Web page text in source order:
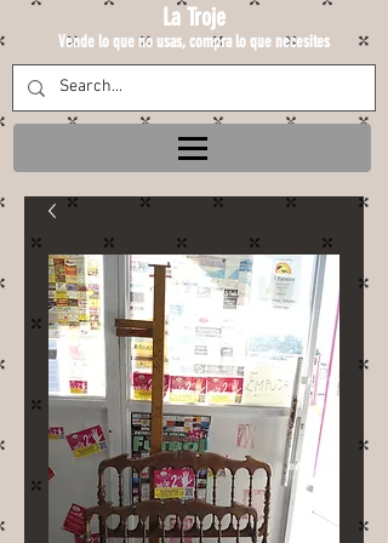
La Troje
Vende lo que no usas, compra lo que necesites